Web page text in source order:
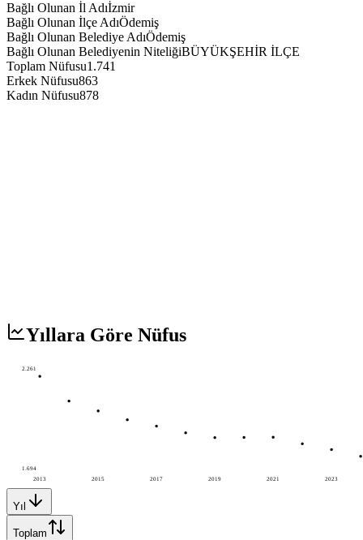
Bağlı Olunan İl Adıİzmir
Bağlı Olunan İlçe AdıÖdemiş
Bağlı Olunan Belediye AdıÖdemiş
Bağlı Olunan Belediyenin NiteliğiBÜYÜKŞEHİR İLÇE
Toplam Nüfusu1.741
Erkek Nüfusu863
Kadın Nüfusu878
Yıllara Göre Nüfus
2013 2015 2017 2019 2021 2023
2.261
1.694
Yıl
Toplam